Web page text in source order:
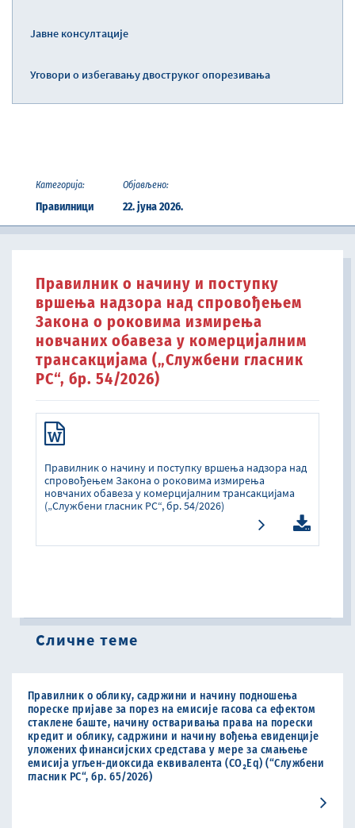
Јавне консултације
Уговори о избегавању двоструког опорезивања
Категорија:
Правилници
Објављено:
22. јуна 2026.
Правилник о начину и поступку
вршења надзора над спровођењем
Закона о роковима измирења
новчаних обавеза у комерцијалним
трансакцијама („Службени гласник
РС“, бр. 54/2026)
Правилник о начину и поступку вршења надзора над
спровођењем Закона о роковима измирења
новчаних обавеза у комерцијалним трансакцијама
(„Службени гласник РС“, бр. 54/2026)
Сличне теме
Правилник о облику, садржини и начину подношења
пореске пријаве за порез на емисије гасова са ефектом
стаклене баште, начину остваривања права на порески
кредит и облику, садржини и начину вођења евиденције
уложених финансијских средстава у мере за смањење
емисија угљен-диоксида еквивалента (CO₂Eq) (“Службени
гласник РС“, бр. 65/2026)